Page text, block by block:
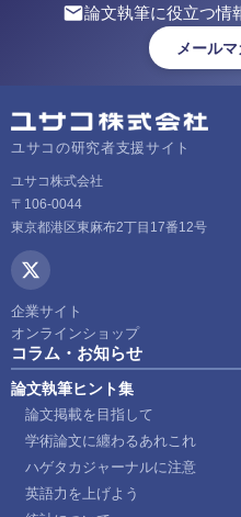
論文執筆に役立つ情
メール
ユサコの研究者支援サイト
ユサコ株式会社
〒106-0044
東京都港区東麻布2丁目17番12号
企業サイト
オンラインショップ
コラム・お知らせ
論文執筆ヒント集
論文掲載を目指して
学術論文に纏わるあれこれ
ハゲタカジャーナルに注意
英語力を上げよう